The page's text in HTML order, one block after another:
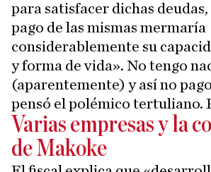
para satisfacer dichas deudas,
pago de las mismas mermaría
considerablemente su
y forma de vida». No tengo
(aparentemente) y así no
pensó el polémico tertuliano.
Varias empresas y la
de Makoke